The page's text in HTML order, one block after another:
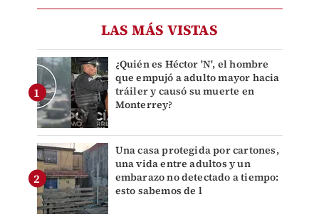
LAS MÁS VISTAS
¿Quién es Héctor 'N', el hombre
que empujó a adulto mayor hacia
tráiler y causó su muerte en
Monterrey?
Una casa protegida por cartones,
una vida entre adultos y un
embarazo no detectado a tiempo:
esto sabemos de l